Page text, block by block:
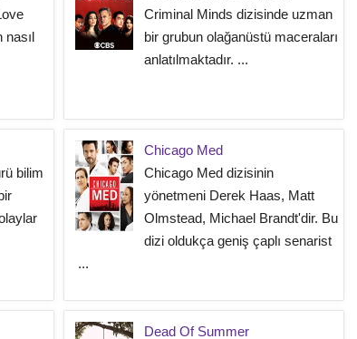
nasıl
Criminal Minds dizisinde uzman
bir grubun olağanüstü maceraları
anlatılmaktadır. ...
bilim
Chicago Med
Chicago Med dizisinin
yönetmeni Derek Haas, Matt
Olmstead, Michael Brandt'dir. Bu
dizi oldukça geniş çaplı senarist
...
Dead Of Summer